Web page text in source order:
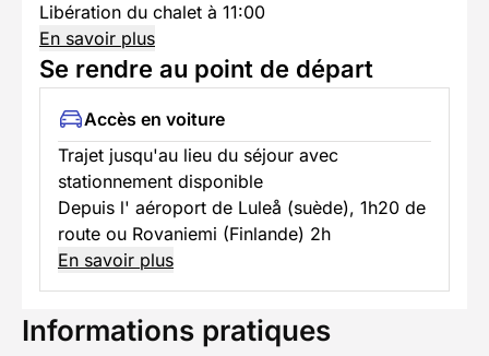
Libération du chalet à 11:00
En savoir plus
Se rendre au point de départ
Accès en voiture
Trajet jusqu'au lieu du séjour avec
stationnement disponible
Depuis l' aéroport de Luleå (suède), 1h20 de
route ou Rovaniemi (Finlande) 2h
En savoir plus
Informations pratiques